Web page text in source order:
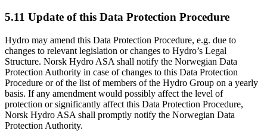
5.11 Update of this Data Protection Procedure
Hydro may amend this Data Protection Procedure, e.g. due to
changes to relevant legislation or changes to Hydro’s Legal
Structure. Norsk Hydro ASA shall notify the Norwegian Data
Protection Authority in case of changes to this Data Protection
Procedure or of the list of members of the Hydro Group on a yearly
basis. If any amendment would possibly affect the level of
protection or significantly affect this Data Protection Procedure,
Norsk Hydro ASA shall promptly notify the Norwegian Data
Protection Authority.